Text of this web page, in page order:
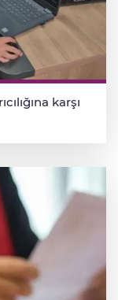
karşı